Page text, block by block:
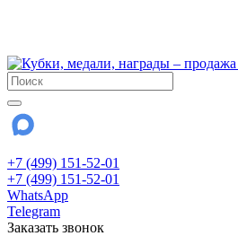
+7 (499) 151-52-01
+7 (499) 151-52-01
WhatsApp
Telegram
Заказать звонок